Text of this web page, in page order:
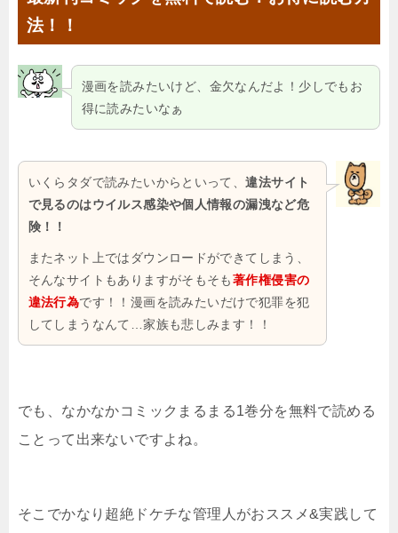
法！！
漫画を読みたいけど、金欠なんだよ！少しでもお
得に読みたいなぁ
いくらタダで読みたいからといって、違法サイト
で見るのはウイルス感染や個人情報の漏洩など危
険！！
またネット上ではダウンロードができてしまう、
そんなサイトもありますがそもそも著作権侵害の
違法行為です！！漫画を読みたいだけで犯罪を犯
してしまうなんて…家族も悲しみます！！
でも、なかなかコミックまるまる1巻分を無料で読める
ことって出来ないですよね。
そこでかなり超絶ドケチな管理人がおススメ&実践して